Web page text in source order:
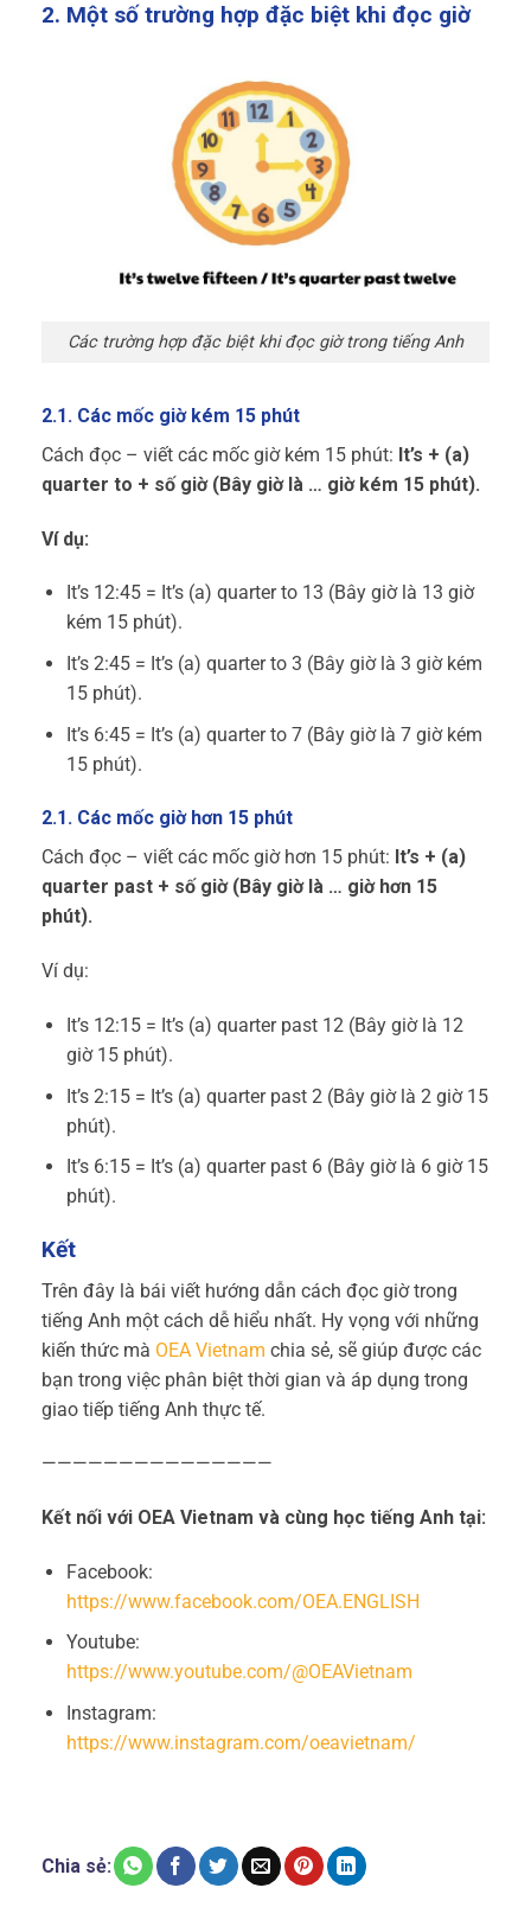
2. Một số trường hợp đặc biệt khi đọc giờ
Các trường hợp đặc biệt khi đọc giờ trong tiếng Anh
2.1. Các mốc giờ kém 15 phút
Cách đọc – viết các mốc giờ kém 15 phút: It’s + (a)
quarter to + số giờ (Bây giờ là … giờ kém 15 phút).
Ví dụ:
It’s 12:45 = It’s (a) quarter to 13 (Bây giờ là 13 giờ
kém 15 phút).
It’s 2:45 = It’s (a) quarter to 3 (Bây giờ là 3 giờ kém
15 phút).
It’s 6:45 = It’s (a) quarter to 7 (Bây giờ là 7 giờ kém
15 phút).
2.1. Các mốc giờ hơn 15 phút
Cách đọc – viết các mốc giờ hơn 15 phút: It’s + (a)
quarter past + số giờ (Bây giờ là … giờ hơn 15
phút).
Ví dụ:
It’s 12:15 = It’s (a) quarter past 12 (Bây giờ là 12
giờ 15 phút).
It’s 2:15 = It’s (a) quarter past 2 (Bây giờ là 2 giờ 15
phút).
It’s 6:15 = It’s (a) quarter past 6 (Bây giờ là 6 giờ 15
phút).
Kết
Trên đây là bái viết hướng dẫn cách đọc giờ trong
tiếng Anh một cách dễ hiểu nhất. Hy vọng với những
kiến thức mà OEA Vietnam chia sẻ, sẽ giúp được các
bạn trong việc phân biệt thời gian và áp dụng trong
giao tiếp tiếng Anh thực tế.
———————————————
Kết nối với OEA Vietnam và cùng học tiếng Anh tại:
Facebook:
https://www.facebook.com/OEA.ENGLISH
Youtube:
https://www.youtube.com/@OEAVietnam
Instagram:
https://www.instagram.com/oeavietnam/
Chia sẻ: